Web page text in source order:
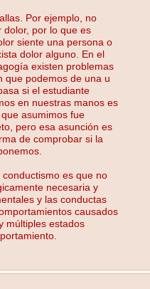
Por ejemplo, no
dolor, por lo que es
siente una persona o
dolor alguno. En el
existen problemas
que podemos de una u
si el estudiante
en nuestras manos es
asumimos fue
pero esa asunción es
de comprobar si la
es que no
necesaria y
y las conductas
causados
múltiples estados